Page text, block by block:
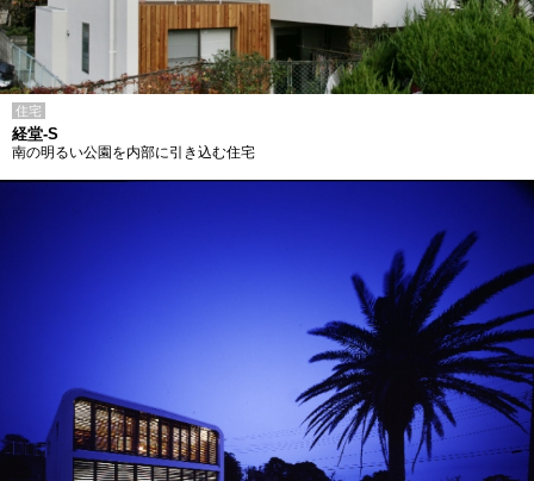
住宅
経堂-S
南の明るい公園を内部に引き込む住宅